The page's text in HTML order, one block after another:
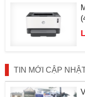
TIN MỚI CẬP